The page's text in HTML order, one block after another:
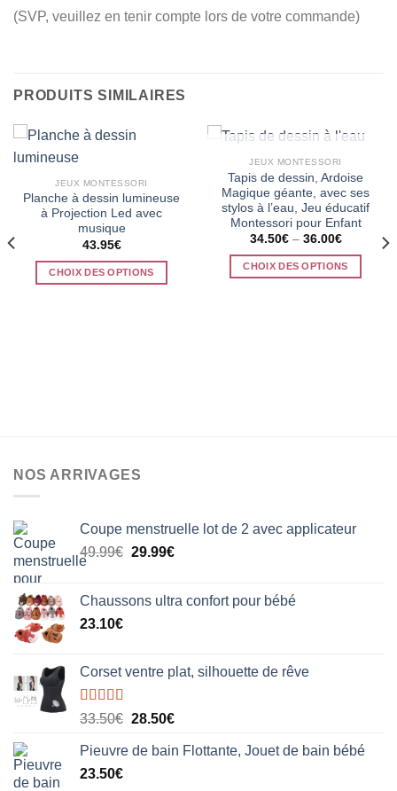
(SVP, veuillez en tenir compte lors de votre commande)
PRODUITS SIMILAIRES
JEUX MONTESSORI
Planche à dessin lumineuse
à Projection Led avec
musique
43.95€
CHOIX DES OPTIONS
sur
du
produit
RUPTURE DE STOCK
JEUX MONTESSORI
Tapis de dessin, Ardoise
Magique géante, avec ses
stylos à l’eau, Jeu éducatif
Montessori pour Enfant
34.50€– 36.00€
CHOIX DES OPTIONS
du
NOS ARRIVAGES
Coupe menstruelle lot de 2 avec applicateur
49.99€ Le
était :
29.99€Le
est :
Chaussons ultra confort pour bébé
23.10€
Corset ventre plat, silhouette de rêve
Note5.00
33.50€ Le
initial
28.50€Le
actuel
Pieuvre de bain Flottante, Jouet de bain bébé
23.50€